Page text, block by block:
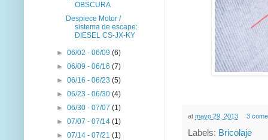
at mayo 29, 2013 3
Labels: Bricolaje
OBSCURA
Despiece Motor /
sistema de escape:
DIESEL CS-JX-KY
►06/02 - 06/09(6)
►06/09 - 06/16(7)
►06/16 - 06/23(5)
►06/23 - 06/30(4)
►06/30 - 07/07(1)
►07/07 - 07/14(1)
►07/14 - 07/21(1)